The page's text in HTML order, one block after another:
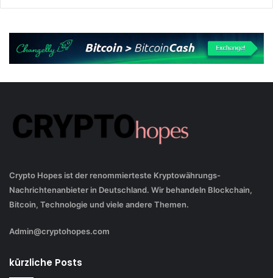
Crypto Hopes ist der renommierteste Kryptowährungs-
Nachrichtenanbieter in Deutschland. Wir behandeln Blockchain,
Bitcoin, Technologie und viele andere Themen.
Admin@cryptohopes.com
kürzliche Posts